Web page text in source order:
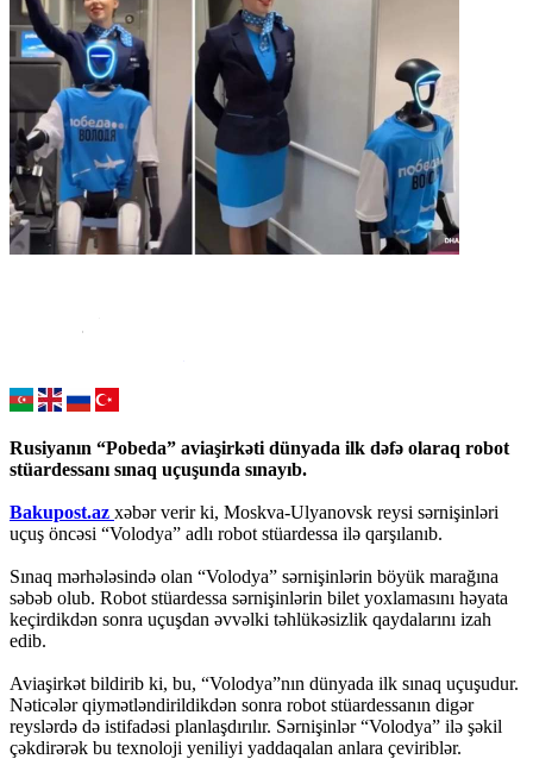
Rusiyanın “Pobeda” aviaşirkəti dünyada ilk dəfə olaraq robot
stüardessanı sınaq uçuşunda sınayıb.
Bakupost.az xəbər verir ki, Moskva-Ulyanovsk reysi sərnişinləri
uçuş öncəsi “Volodya” adlı robot stüardessa ilə qarşılanıb.
Sınaq mərhələsində olan “Volodya” sərnişinlərin böyük marağına
səbəb olub. Robot stüardessa sərnişinlərin bilet yoxlamasını həyata
keçirdikdən sonra uçuşdan əvvəlki təhlükəsizlik qaydalarını izah
edib.
Aviaşirkət bildirib ki, bu, “Volodya”nın dünyada ilk sınaq uçuşudur.
Nəticələr qiymətləndirildikdən sonra robot stüardessanın digər
reyslərdə də istifadəsi planlaşdırılır. Sərnişinlər “Volodya” ilə şəkil
çəkdirərək bu texnoloji yeniliyi yaddaqalan anlara çeviriblər.